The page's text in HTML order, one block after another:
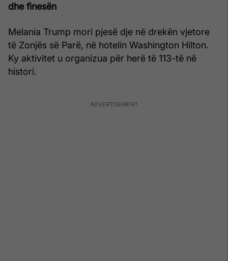
dhe finesën
Melania Trump mori pjesë dje në drekën vjetore
të Zonjës së Parë, në hotelin Washington Hilton.
Ky aktivitet u organizua për herë të 113-të në
histori.